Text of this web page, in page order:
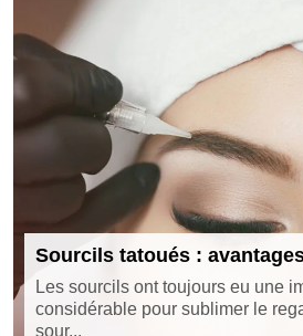
Sourcils tatoués :
Les sourcils ont toujours eu une
considérable pour sublimer le
sour...